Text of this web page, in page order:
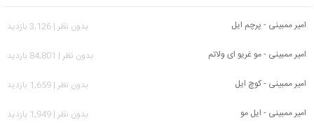
امیر ممبینی - پرچم ایل
بدون نظر | 3,126 بازدید
امیر ممبینی - مو غریو ای ولاتم
بدون نظر | 84,801 بازدید
امیر ممبینی - کوچ ایل
بدون نظر | 1,659 بازدید
امیر ممبینی - ایل مو
بدون نظر | 1,949 بازدید